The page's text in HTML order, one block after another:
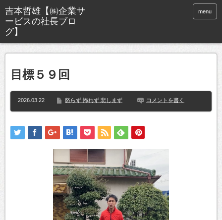
menu
目標５９回
2026.03.22 怒らず 怖れず 悲しまず コメントを書く